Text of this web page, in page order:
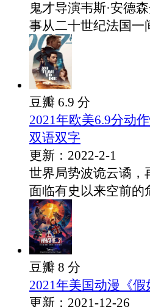
鬼才导演韦斯·安德
事从二十世纪法国一
豆瓣 6.9 分
2021年欧美6.9分动
双语双字
更新：2022-2-1
世界局势波诡云谲，
面临有史以来空前的
豆瓣 8 分
2021年美国动漫《
更新：2021-12-26